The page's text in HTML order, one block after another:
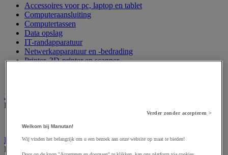
Accessoires voor pc, laptop en tablet
Computeraansluiting
Computertassen
Data opslag
IT-randapparatuur
Netwerkapparatuur en -bedrading
Printer, 3D-printer en scanner
Jaloezie en gordijn
Bekijk de hele productgroep
Raamdecoratie
Kantoorartikelen
Bekijk de hele productgroep
Verder zonder accepteren >
Welkom bij Manutan!
Wij vinden het belangrijk om u een bezoek aan onze website op maat te bieden!